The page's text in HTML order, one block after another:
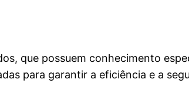
que possuem conhecimento
para garantir a eficiência e a